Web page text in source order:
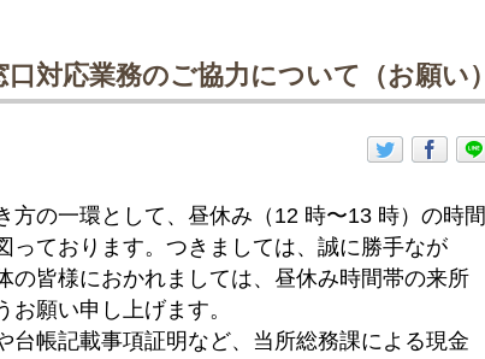
対応業務のご協力について（お願い）
方の一環として、昼休み（12 時〜13 時）の時間
っております。つきましては、誠に勝手なが
の皆様におかれましては、昼休み時間帯の来所
願い申し上げます。
台帳記載事項証明など、当所総務課による現金